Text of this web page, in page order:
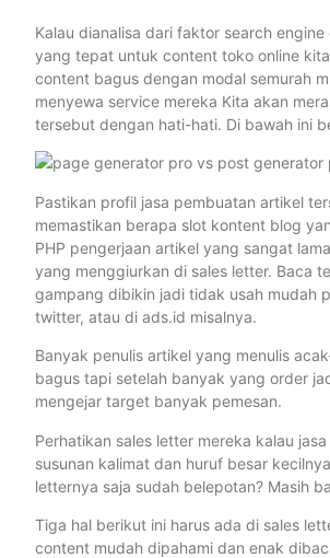
Kalau dianalisa dari faktor search
yang tepat untuk content toko online
content bagus dengan modal semurah
menyewa service mereka Kita akan
tersebut dengan hati-hati. Di bawah ini
Pastikan profil jasa pembuatan artikel
memastikan berapa slot kontent blog
PHP pengerjaan artikel yang sangat
yang menggiurkan di sales letter. Baca
gampang dibikin jadi tidak usah mudah
twitter, atau di ads.id misalnya.
Banyak penulis artikel yang menulis
bagus tapi setelah banyak yang order
mengejar target banyak pemesan.
Perhatikan sales letter mereka kalau
susunan kalimat dan huruf besar
letternya saja sudah belepotan? Masih
Tiga hal berikut ini harus ada di sales
content mudah dipahami dan enak